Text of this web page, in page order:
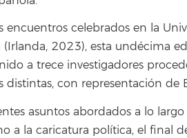
encuentros celebrados en la
2023), esta undécima
a trece investigadores
distintas, con representación de
asuntos abordados a lo
a la caricatura política, el final